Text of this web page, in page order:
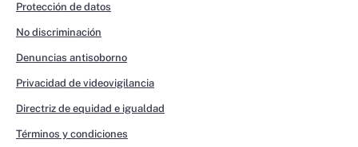
Protección de datos
No discriminación
Denuncias antisoborno
Privacidad de videovigilancia
Directriz de equidad e igualdad
Términos y condiciones